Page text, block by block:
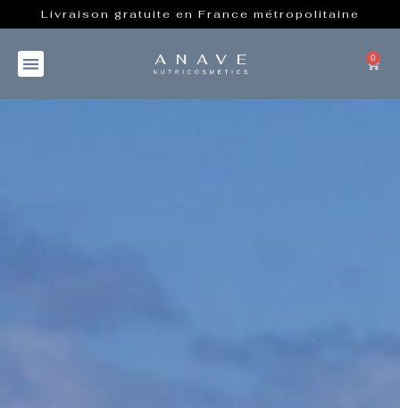
Livraison gratuite en France métropolitaine
0